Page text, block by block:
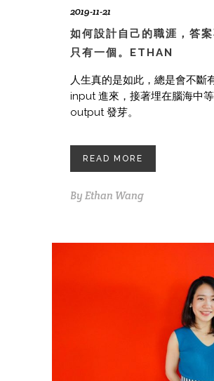
2019-11-21
如何設計自己的職涯，答
只有一個。ETHAN
人生真的是如此，總是會不斷
input 進來，接著埋在腦海中
output 發芽。
READ MORE
By Ethan Wang